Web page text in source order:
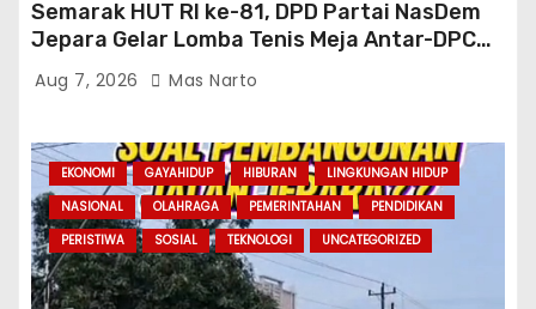
Semarak HUT RI ke-81, DPD Partai NasDem
Jepara Gelar Lomba Tenis Meja Antar-DPC
Se-Kabupaten
Aug 7, 2026 Mas Narto
EKONOMI GAYAHIDUP HIBURAN
LINGKUNGAN HIDUP
NASIONAL
OLAHRAGA PEMERINTAHAN
PENDIDIKAN
PERISTIWA
SOSIAL TEKNOLOGI UNCATEGORIZED